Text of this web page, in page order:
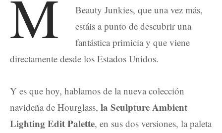
M
Beauty Junkies, que una vez más,
estáis a punto de descubrir una
fantástica primicia y que viene
directamente desde los Estados Unidos.
Y es que hoy, hablamos de la nueva colección
navideña de Hourglass, la Sculpture Ambient
Lighting Edit Palette, en sus dos versiones, la paleta